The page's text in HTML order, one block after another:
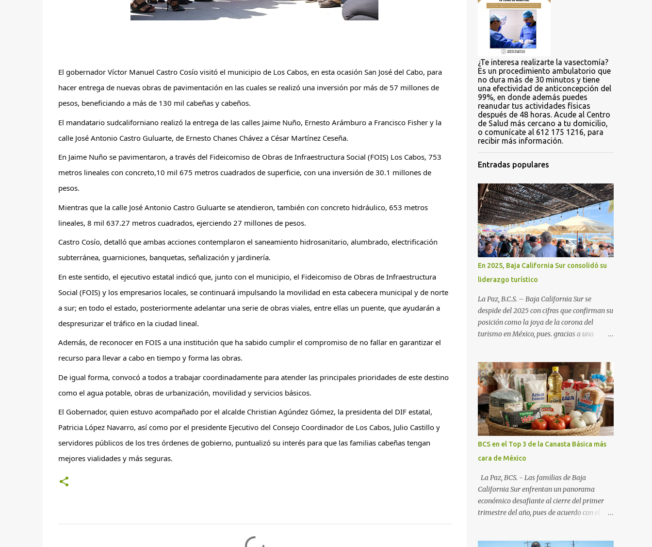
El gobernador Víctor Manuel Castro Cosío visitó el municipio de Los Cabos, en esta ocasión San José del Cabo, para
hacer entrega de nuevas obras de pavimentación en las cuales se realizó una inversión por más de 57 millones de
pesos, beneficiando a más de 130 mil cabeñas y cabeños.
El mandatario sudcaliforniano realizó la entrega de las calles Jaime Nuño, Ernesto Arámburo a Francisco Fisher y la
calle José Antonio Castro Guluarte, de Ernesto Chanes Chávez a César Martínez Ceseña.
En Jaime Nuño se pavimentaron, a través del Fideicomiso de Obras de Infraestructura Social (FOIS) Los Cabos, 753
metros lineales con concreto,10 mil 675 metros cuadrados de superficie, con una inversión de 30.1 millones de
pesos.
Mientras que la calle José Antonio Castro Guluarte se atendieron, también con concreto hidráulico, 653 metros
lineales, 8 mil 637.27 metros cuadrados, ejerciendo 27 millones de pesos.
Castro Cosío, detalló que ambas acciones contemplaron el saneamiento hidrosanitario, alumbrado, electrificación
subterránea, guarniciones, banquetas, señalización y jardinería.
En este sentido, el ejecutivo estatal indicó que, junto con el municipio, el Fideicomiso de Obras de Infraestructura
Social (FOIS) y los empresarios locales, se continuará impulsando la movilidad en esta cabecera municipal y de norte
a sur; en todo el estado, posteriormente adelantar una serie de obras viales, entre ellas un puente, que ayudarán a
despresurizar el tráfico en la ciudad lineal.
Además, de reconocer en FOIS a una institución que ha sabido cumplir el compromiso de no fallar en garantizar el
recurso para llevar a cabo en tiempo y forma las obras.
De igual forma, convocó a todos a trabajar coordinadamente para atender las principales prioridades de este destino
como el agua potable, obras de urbanización, movilidad y servicios básicos.
El Gobernador, quien estuvo acompañado por el alcalde Christian Agúndez Gómez, la presidenta del DIF estatal,
Patricia López Navarro, así como por el presidente Ejecutivo del Consejo Coordinador de Los Cabos, Julio Castillo y
servidores públicos de los tres órdenes de gobierno, puntualizó su interés para que las familias cabeñas tengan
mejores vialidades y más seguras.
¿Te interesa realizarte la vasectomía?
Es un procedimiento ambulatorio que
no dura más de 30 minutos y tiene
una efectividad de anticoncepción del
99%, en donde además puedes
reanudar tus actividades físicas
después de 48 horas. Acude al Centro
de Salud más cercano a tu domicilio,
o comunícate al 612 175 1216, para
recibir más información.
Entradas populares
En 2025, Baja California Sur consolidó su
liderazgo turístico
La Paz, B.C.S. – Baja California Sur se
despide del 2025 con cifras que confirman su
posición como la joya de la corona del
turismo en México, pues. gracias a una
fideicomisos de promoción, la entidad
proyecta un cierre de año marcado por una
ocupación hotelera robusta, una
conectividad aérea en ascenso y una
derrama económica sin precedentes. Las
proyecciones para este periodo vacacional
son optimistas, con un promedio estatal que
supera el 70% . Sin embargo, la sorpresa del
año la ha dado el norte del estado. Comondú
encabeza las expectativas con un
impresionante 89% de ocupación,
impulsado por el interés creciente en el
turismo de naturaleza. Le siguen destinos
Nuevo). La Paz: 66%. Loreto: 58%. Mulegé:
BCS en el Top 3 de la Canasta Básica más
cara de México
La Paz, BCS. - Las familias de Baja
California Sur enfrentan un panorama
económico desafiante al cierre del primer
trimestre del año, pues de acuerdo con el